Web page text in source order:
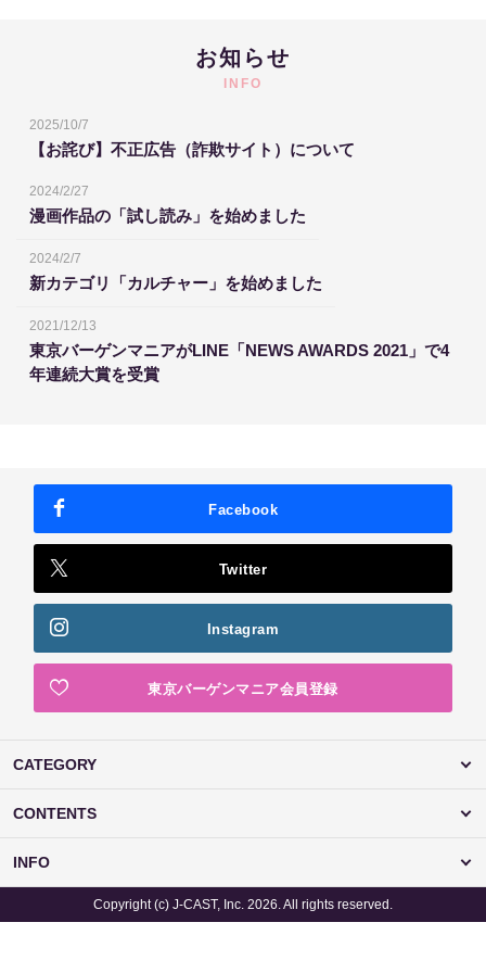
お知らせ
INFO
2025/10/7
【お詫び】不正広告（詐欺サイト）について
2024/2/27
漫画作品の「試し読み」を始めました
2024/2/7
新カテゴリ「カルチャー」を始めました
2021/12/13
東京バーゲンマニアがLINE「NEWS AWARDS 2021」で4
年連続大賞を受賞
Facebook
Twitter
Instagram
東京バーゲンマニア会員登録
CATEGORY
CONTENTS
INFO
Copyright (c) J-CAST, Inc. 2026. All rights reserved.